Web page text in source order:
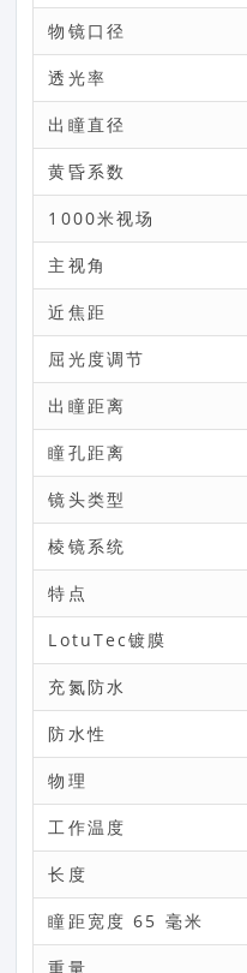
物镜口径
透光率
出瞳直径
黄昏系数
1000米视场
主视角
近焦距
屈光度调节
出瞳距离
瞳孔距离
镜头类型
棱镜系统
特点
LotuTec镀膜
充氮防水
防水性
物理
工作温度
长度
瞳距宽度 65 毫米
重量